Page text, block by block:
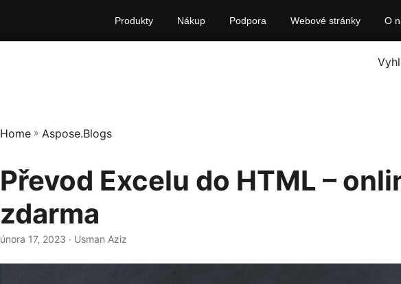
Produkty Nákup Podpora Webové stránky O
Home » Aspose.Blogs
Převod Excelu do HTML –
zdarma
února 17, 2023 · Usman Aziz